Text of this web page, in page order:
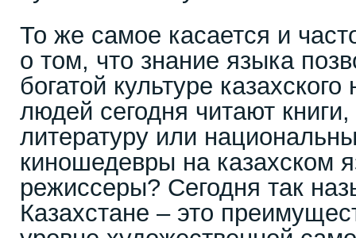
То же самое касается и
о том, что знание языка
богатой культуре
людей сегодня читают
литературу или
киношедевры на казахском
режиссеры? Сегодня так
Казахстане – это